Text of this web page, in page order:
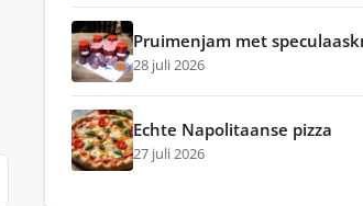
Pruimenjam met
28 juli 2026
Echte Napolitaanse pizza
27 juli 2026